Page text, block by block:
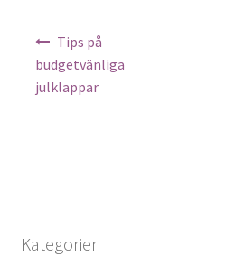
Inläggsnavigering
Tips på
budgetvänliga
julklappar
Kategorier